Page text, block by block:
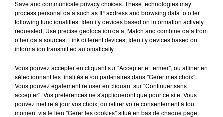
L'expansion est massive : avec 850 magasins en France
et plus de 20 000 employés, Action continue d’étendre
son réseau en ville comme en zone rurale. À l’échelle
européenne, l’enseigne vise l’ouverture de son 3 000e
18,5 millions de clients chaque semaine, un record qui
pourrait encore être dépassé. Dans un contexte où les
consommateurs surveillent de près leurs dépenses et
où le pouvoir d’achat demeure une priorité, la
Save and communicate privacy choices. These technologies may
process personal data such as IP address and browsing data to offer
following functionalities: Identify devices based on information actively
requested; Use precise geolocation data; Match and combine data from
other data sources; Link different devices; Identify devices based on
information transmitted automatically.
Vous pouvez accepter en cliquant sur "Accepter et fermer", ou affiner en
sélectionnant les finalités et/ou partenaires dans "Gérer mes choix".
Vous pouvez également refuser en cliquant sur "Continuer sans
accepter". Vos préférences ne s'appliqueront que pour ce site. Vous
pouvez mettre à jour vos choix, ou retirer votre consentement à tout
moment via le lien "Gérer les cookies" situé en bas de chaque page.